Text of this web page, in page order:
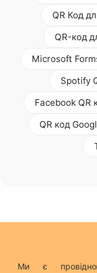
QR Код
QR-код
Microsoft
Spotify
Facebook QR
QR код
Ми є